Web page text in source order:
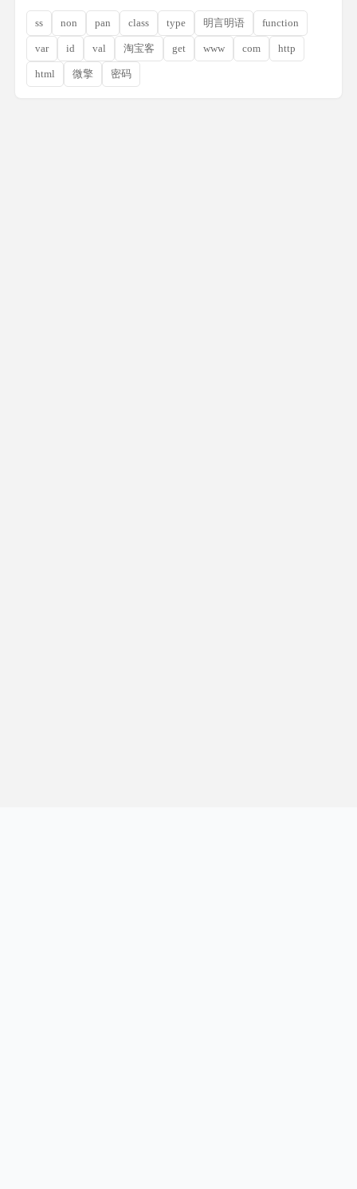
ss non pan class type 明言明语 function
var id val 淘宝客 get www com http
html 微擎 密码